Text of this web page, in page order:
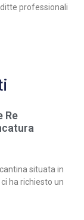
professionali
Re
situata in
ha richiesto un